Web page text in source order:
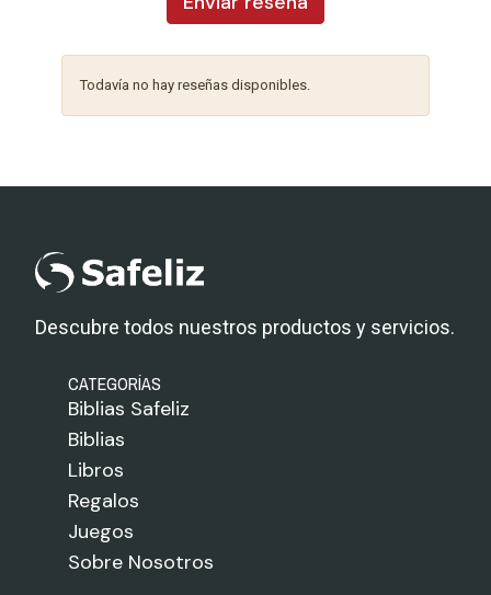
Todavía no hay reseñas disponibles.
Descubre todos nuestros productos y servicios.
CATEGORÍAS
Biblias Safeliz
Biblias
Libros
Regalos
Juegos
Sobre Nosotros